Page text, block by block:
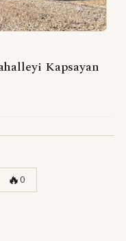
Kapsayan
🔥0